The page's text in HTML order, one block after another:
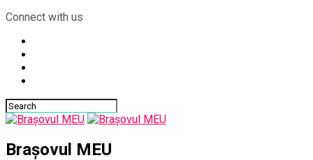
Connect with us
Brașovul MEU